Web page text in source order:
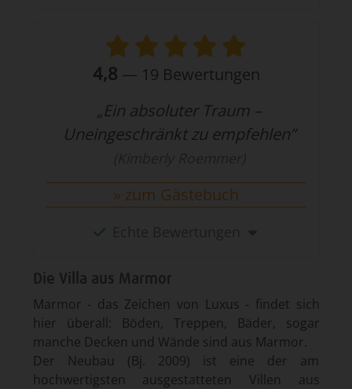
4,8 — 19 Bewertungen
„Ein absoluter Traum –
Uneingeschränkt zu empfehlen”
zum Gästebuch
Die Villa aus Marmor
Marmor - das Zeichen von Luxus - findet sich
hier überall: Böden, Treppen, Bäder, sogar
manche Decken und Wände sind aus Marmor.
Der Neubau (Bj. 2009) ist eine der am
hochwertigsten ausge­statteten Villen aus